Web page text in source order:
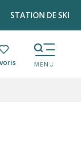
les favoris
au marché !
STATION DE SKI
MENU